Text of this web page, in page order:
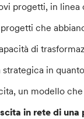
progetti, in linea
che
di
strategica in
un modello
in rete di una